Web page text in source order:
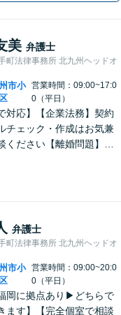
美 弁護士
町法律事務所 北九州ヘッドオ
市小
営業時間：09:00~17:0
0（平日）
対応】【企業法務】契約
チェック・作成はお気兼
ください【離婚問題】不
弁護士
町法律事務所 北九州ヘッドオ
市小
営業時間：09:00~20:0
0（平日）
岡に拠点あり▶どちらで
ます】【完全個室で相談